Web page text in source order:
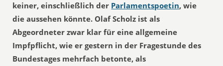
keiner, einschließlich der Parlamentspoetin, wie
die aussehen könnte. Olaf Scholz ist als
Abgeordneter zwar klar für eine allgemeine
Impfpflicht, wie er gestern in der Fragestunde des
Bundestages mehrfach betonte, als